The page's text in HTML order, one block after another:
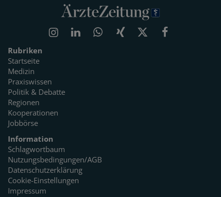
Rubriken
Startseite
Medizin
Praxiswissen
Politik & Debatte
Regionen
Kooperationen
Jobbörse
Information
Schlagwortbaum
Nutzungsbedingungen/AGB
Datenschutzerklärung
Cookie-Einstellungen
Impressum